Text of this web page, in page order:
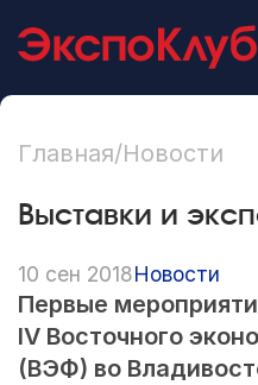
Главная/Новости
Выставки и
10 сен 2018Новости
Первые
IV Восточного
(ВЭФ) во